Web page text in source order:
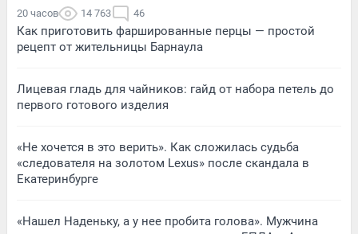
20 часов 14 763 46
Как приготовить фаршированные перцы — простой
рецепт от жительницы Барнаула
Лицевая гладь для чайников: гайд от набора петель до
первого готового изделия
«Не хочется в это верить». Как сложилась судьба
«следователя на золотом Lexus» после скандала в
Екатеринбурге
«Нашел Наденьку, а у нее пробита голова». Мужчина